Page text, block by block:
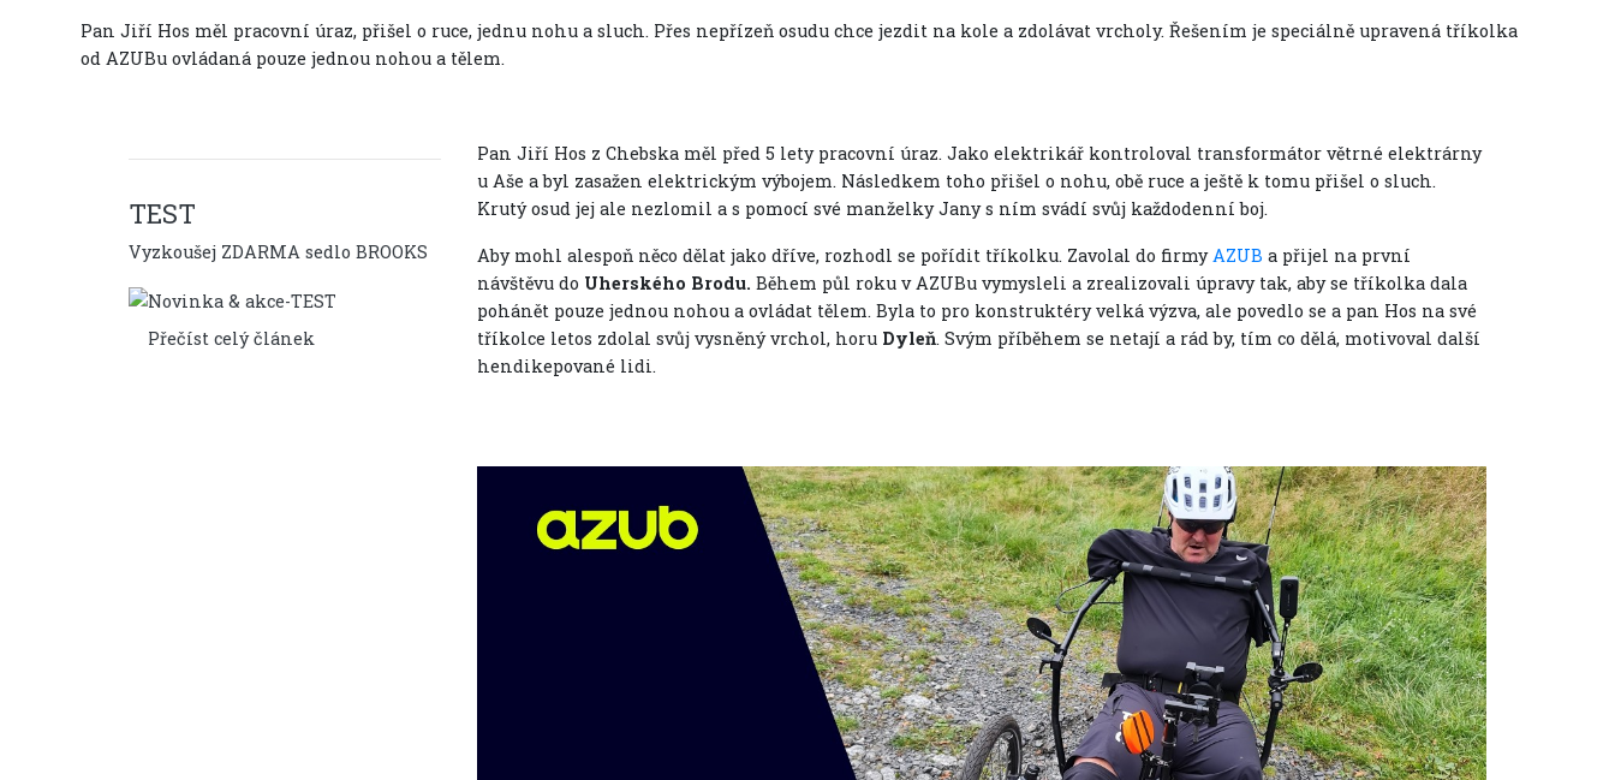
Pan Jiří Hos měl pracovní úraz, přišel o ruce, jednu nohu a sluch. Přes nepřízeň osudu chce jezdit na kole a zdolávat vrcholy. Řešením je speciálně upravená tříkolka
od AZUBu ovládaná pouze jednou nohou a tělem.
TEST
Vyzkoušej ZDARMA sedlo BROOKS
Přečíst celý článek
Pan Jiří Hos z Chebska měl před 5 lety pracovní úraz. Jako elektrikář kontroloval transformátor větrné elektrárny
u Aše a byl zasažen elektrickým výbojem. Následkem toho přišel o nohu, obě ruce a ještě k tomu přišel o sluch.
Krutý osud jej ale nezlomil a s pomocí své manželky Jany s ním svádí svůj každodenní boj.
Aby mohl alespoň něco dělat jako dříve, rozhodl se pořídit tříkolku. Zavolal do firmyAZUB a přijel na první
návštěvu do Uherského Brodu. Během půl roku v AZUBu vymysleli a zrealizovali úpravy tak, aby se tříkolka dala
pohánět pouze jednou nohou a ovládat tělem. Byla to pro konstruktéry velká výzva, ale povedlo se a pan Hos na své
tříkolce letos zdolal svůj vysněný vrchol, horu Dyleň. Svým příběhem se netají a rád by, tím co dělá, motivoval další
hendikepované lidi.